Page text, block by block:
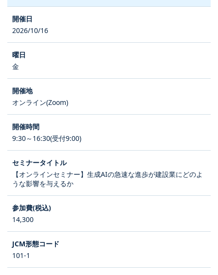
2026/10/16
金
オンライン(Zoom)
9:30～16:30(受付9:00)
【オンラインセミナー】生成AIの急速な進歩が建設業にどのよ
うな影響を与えるか
14,300
101-1